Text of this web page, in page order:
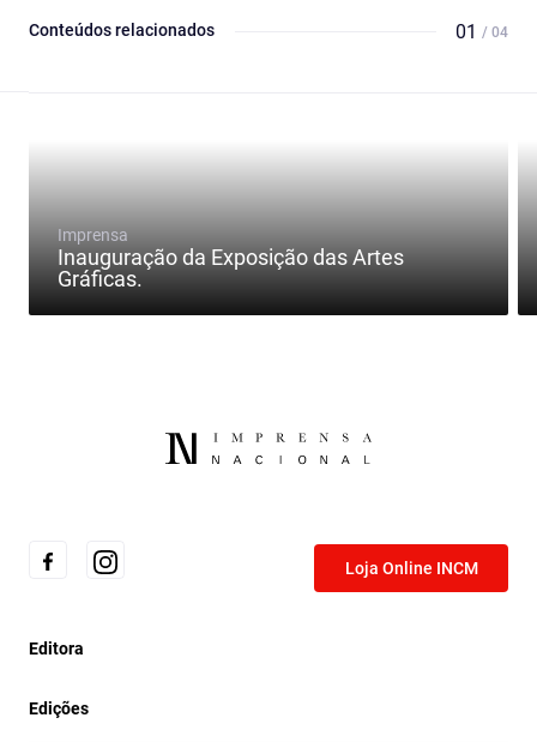
Conteúdos relacionados 01 / 04
Imprensa
Inauguração da Exposição das Artes
Gráficas.
Loja Online INCM
Editora
Edições